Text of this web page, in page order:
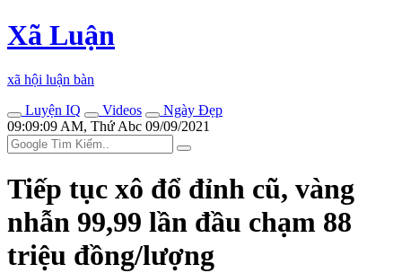
Xã Luận
xã hội luận bàn
Luyện IQ
Videos
Ngày Đẹp
09:09:09 AM, Thứ Abc 09/09/2021
Tiếp tục xô đổ đỉnh cũ, vàng
nhẫn 99,99 lần đầu chạm 88
triệu đồng/lượng